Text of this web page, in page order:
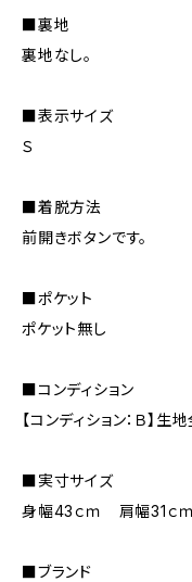
■裏地
裏地なし。
■表示サイズ
Ｓ
■着脱方法
前開きボタンです。
■ポケット
ポケット無し
■コンディション
【コンディション：Ｂ】
■実寸サイズ
身幅43ｃｍ 肩幅31ｃ
■ブランド